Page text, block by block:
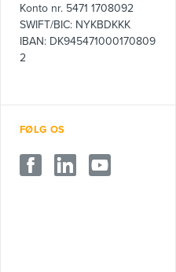
Konto nr. 5471 1708092
SWIFT/BIC: NYKBDKKK
IBAN: DK945471000170809
2
FØLG OS